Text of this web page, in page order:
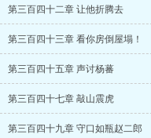
第三百四十二章 让他折腾去
第三百四十三章 看你房倒屋塌！
第三百四十五章 声讨杨蕃
第三百四十七章 敲山震虎
第三百四十九章 守口如瓶赵二郎